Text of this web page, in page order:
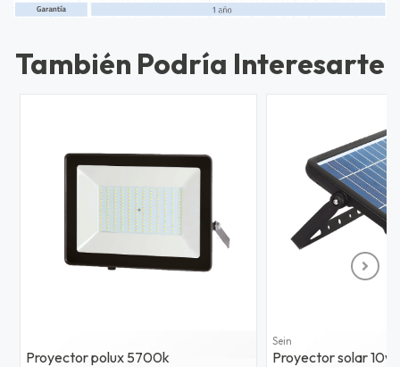
También Podría Interesarte
Proyector polux 5700k
Sein
Proyector solar 10w